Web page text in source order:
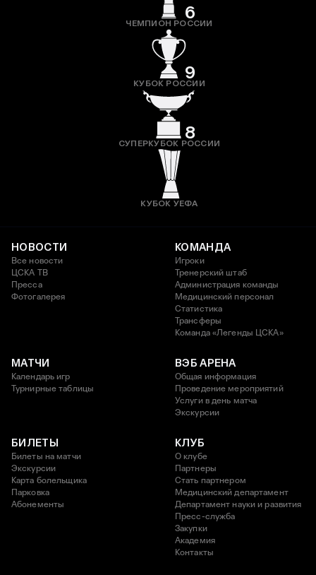
6
ЧЕМПИОН РОССИИ
9
КУБОК РОССИИ
8
СУПЕРКУБОК РОССИИ
КУБОК УЕФА
НОВОСТИ
Все новости
ЦСКА ТВ
Пресса
Фотогалерея
КОМАНДА
Игроки
Тренерский штаб
Администрация команды
Медицинский персонал
Статистика
Трансферы
Команда «Легенды ЦСКА»
МАТЧИ
Календарь игр
Турнирные таблицы
ВЭБ АРЕНА
Общая информация
Проведение мероприятий
Услуги в день матча
Экскурсии
БИЛЕТЫ
Билеты на матчи
Экскурсии
Карта болельщика
Парковка
Абонементы
КЛУБ
О клубе
Партнеры
Стать партнером
Медицинский департамент
Департамент науки и развития
Пресс-служба
Закупки
Академия
Контакты